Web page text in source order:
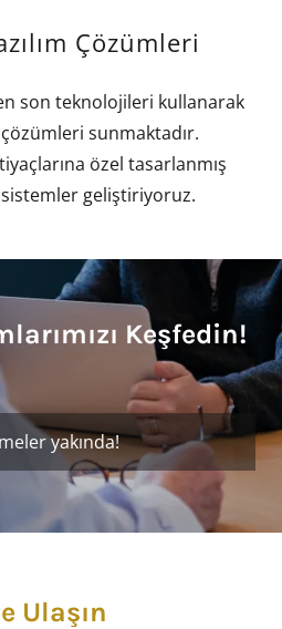
Çözümleri
son teknolojileri kullanarak
çözümleri sunmaktadır.
özel tasarlanmış
geliştiriyoruz.
Keşfedin!
yakında!
Ulaşın